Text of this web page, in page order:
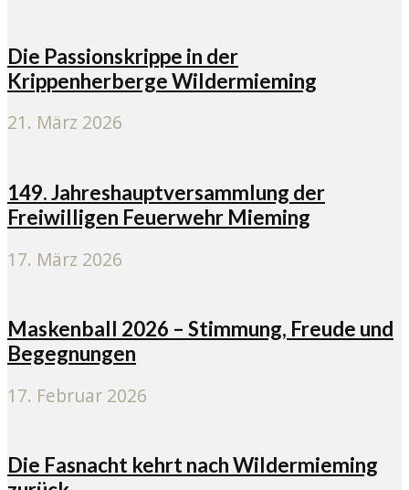
Die Passionskrippe in der
Krippenherberge Wildermieming
21. März 2026
149. Jahreshauptversammlung der
Freiwilligen Feuerwehr Mieming
17. März 2026
Maskenball 2026 – Stimmung, Freude und
Begegnungen
17. Februar 2026
Die Fasnacht kehrt nach Wildermieming